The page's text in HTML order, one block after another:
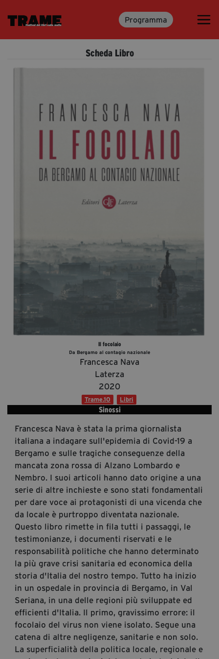
Programma
Trame.15
Libri
Media & Press
News & Kit
Accrediti Stampa
Cartella Stampa
Rassegna Stampa
Fondazione Trame
Chi Siamo
Civico Trame
#Trameascuola
Mostra 3D - Visioni Civiche
Contatti
segreteria@tramefestival.it
info@tramefestival.it
+39 346 954 4078
Scheda Libro
Sinossi
Francesca Nava è stata la prima giornalista
italiana a indagare sull'epidemia di Covid-19 a
Bergamo e sulle tragiche conseguenze della
mancata zona rossa di Alzano Lombardo e
Nembro. I suoi articoli hanno dato origine a una
serie di altre inchieste e sono stati fondamentali
per dare voce ai protagonisti di una vicenda che
da locale è purtroppo diventata nazionale.
Questo libro rimette in fila tutti i passaggi, le
testimonianze, i documenti riservati e le
responsabilità politiche che hanno determinato
la più grave crisi sanitaria ed economica della
storia d'Italia del nostro tempo. Tutto ha inizio
in un ospedale in provincia di Bergamo, in Val
Seriana, in una delle regioni più sviluppate ed
efficienti d'Italia. Il primo, gravissimo errore: il
focolaio del virus non viene isolato. Segue una
catena di altre negligenze, sanitarie e non solo.
La superficialità della politica locale, regionale e
Il focolaio
Da Bergamo al contagio nazionale
Francesca Nava
Laterza
2020
Trame.10 Libri